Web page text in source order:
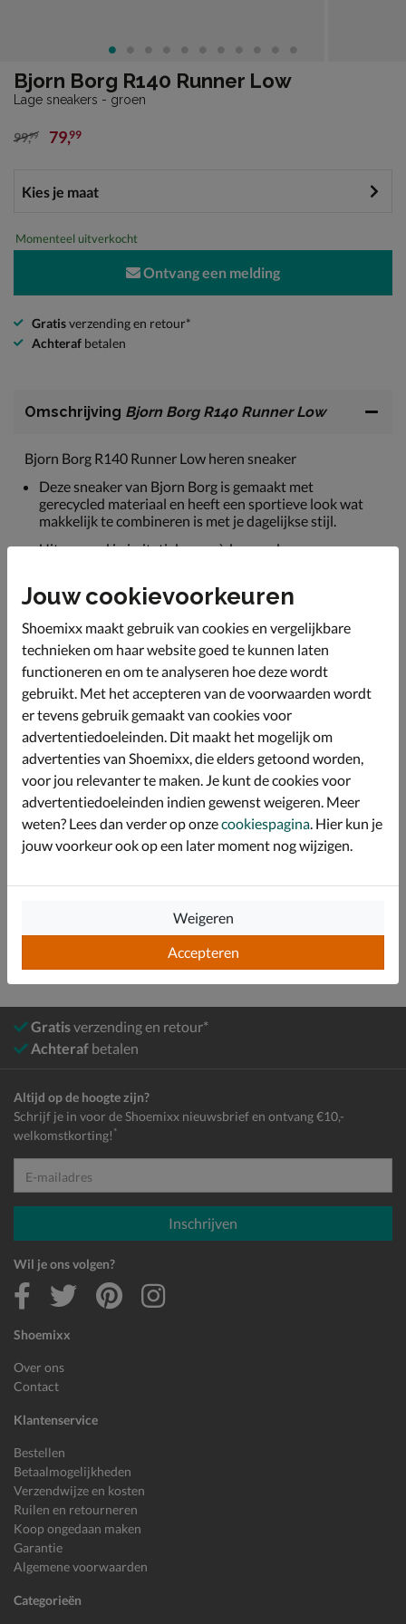
Bjorn Borg R140 Runner Low
Lage sneakers - groen
van € 99,99 voor € 79,99
99,99 79,99
Momenteel uitverkocht
Ontvang een melding
Gratisverzending en retour*
Achteraf betalen
Omschrijving Bjorn Borg R140 Runner Low
Bjorn Borg R140 Runner Low heren sneaker
Deze sneaker van Bjorn Borg is gemaakt met
gerecycled materiaal en heeft een sportieve look wat
makkelijk te combineren is met je dagelijkse stijl.
Uitgevoerd in imitatieleer, suède en nylon.
vochtabsorberendvermogen heeft en de voeten droog
hielkap ervaar je optimaal comfort tijdens het lopen.
Voorzien van een foam-voetbed. Deze biedt demping
en comfort en is bovendien uitneembaar.
Afgewerkt met een schokabsorberende tussenzool en
gripvaste loopzool.
Specificaties
Over Bjorn Borg
Bekijk meer
Sneakers
Gratisverzending en retour*
Achteraf betalen
Shoemixx
Over ons
Contact
Klantenservice
Bestellen
Betaalmogelijkheden
Verzendwijze en kosten
Ruilen en retourneren
Koop ongedaan maken
Garantie
Algemene voorwaarden
Categorieën
Altijd op de hoogte zijn?
Schrijf je in voor de Shoemixx nieuwsbrief en ontvang €10,-
welkomstkorting! *
E-mailadres
Inschrijven
Wil je ons volgen?
Jouw cookievoorkeuren
Shoemixx maakt gebruik van cookies en vergelijkbare
technieken om haar website goed te kunnen laten
functioneren en om te analyseren hoe deze wordt
gebruikt. Met het accepteren van de voorwaarden wordt
er tevens gebruik gemaakt van cookies voor
advertentiedoeleinden. Dit maakt het mogelijk om
advertenties van Shoemixx, die elders getoond worden,
voor jou relevanter te maken. Je kunt de cookies voor
advertentiedoeleinden indien gewenst weigeren. Meer
weten? Lees dan verder op onzecookiespagina . Hier kun je
jouw voorkeur ook op een later moment nog wijzigen.
Accepteren
Weigeren